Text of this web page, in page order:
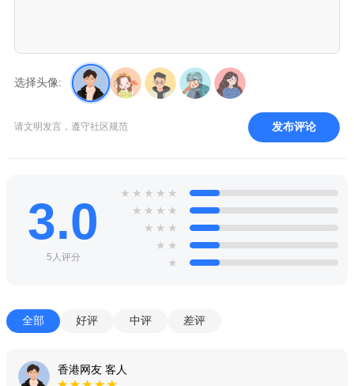
选择头像:
请文明发言，遵守社区规范 发布评论
3.0
5人评分
★ ★ ★ ★ ★
★ ★ ★ ★
★ ★ ★
★ ★
★
全部 好评 中评 差评
香港网友 客人